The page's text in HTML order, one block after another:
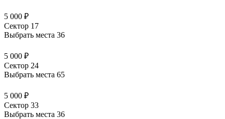
5 000 ₽
Сектор 17
Выбрать места 36
5 000 ₽
Сектор 24
Выбрать места 65
5 000 ₽
Сектор 33
Выбрать места 36